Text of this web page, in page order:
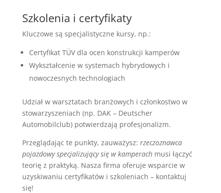
Szkolenia i certyfikaty
Kluczowe są specjalistyczne kursy, np.:
Certyfikat TÜV dla ocen konstrukcji kamperów
Wykształcenie w systemach hybrydowych i
nowoczesnych technologiach
Udział w warsztatach branżowych i członkostwo w
stowarzyszeniach (np. DAK – Deutscher
Automobilclub) potwierdzają profesjonalizm.
Przeglądając te punkty, zauważysz: rzeczoznawca
pojazdowy specjalizujący się w kamperachmusi łączyć
teorię z praktyką. Nasza firma oferuje wsparcie w
uzyskiwaniu certyfikatów i szkoleniach – kontaktuj
się!